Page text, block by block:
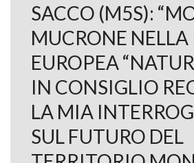
SACCO (M5S):
MUCRONE NELLA
EUROPEA
IN CONSIGLIO
LA MIA
SUL FUTURO DEL